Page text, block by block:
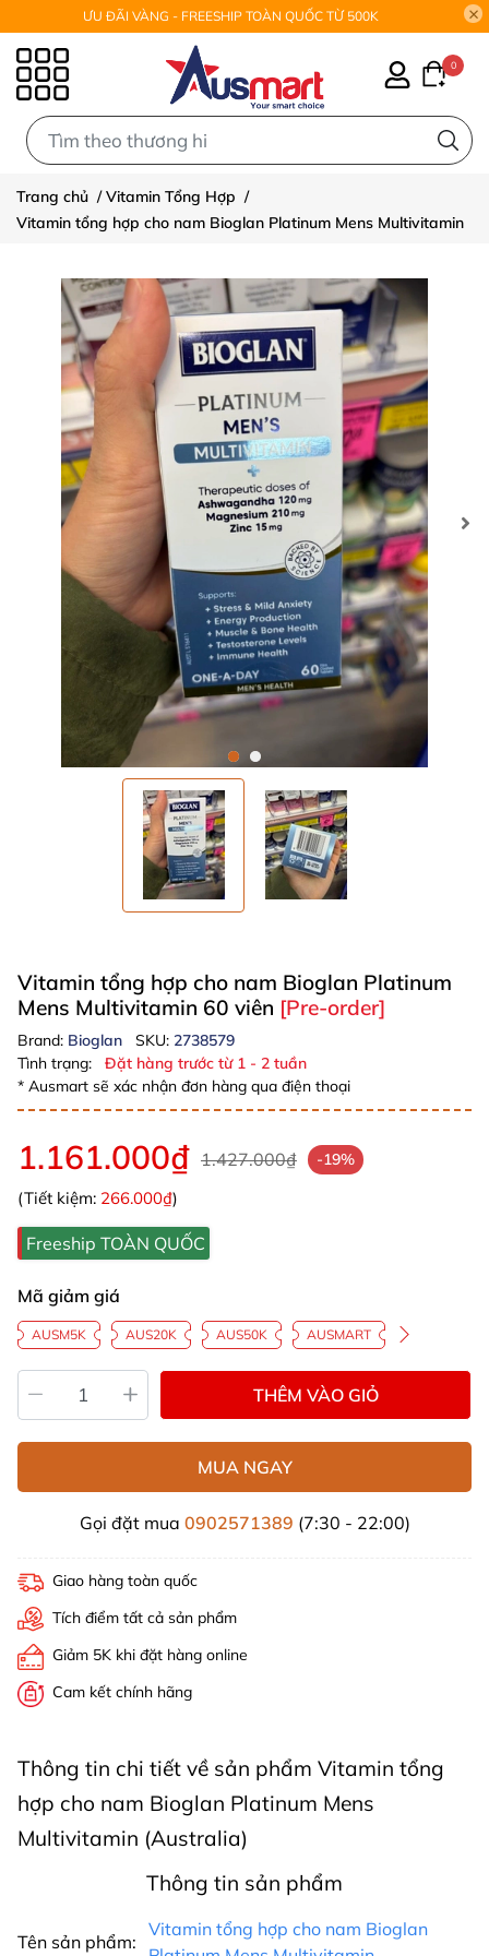
ƯU ĐÃI VÀNG - FREESHIP TOÀN QUỐC TỪ 500K
0
Trang chủ /Vitamin Tổng Hợp /
Vitamin tổng hợp cho nam Bioglan Platinum Mens Multivitamin
Vitamin tổng hợp cho nam Bioglan Platinum
Mens Multivitamin 60 viên [Pre-order]
Brand: Bioglan SKU: 2738579
Tình trạng:
Đặt hàng trước từ 1 - 2 tuần
* Ausmart sẽ xác nhận đơn hàng qua điện thoại
1.161.000₫ 1.427.000₫ -19%
(Tiết kiệm: 266.000₫)
Freeship TOÀN QUỐC
Mã giảm giá
AUSM5K AUS20K AUS50K AUSMART
THÊM VÀO GIỎ
MUA NGAY
Gọi đặt mua 0902571389 (7:30 - 22:00)
Giao hàng toàn quốc
Tích điểm tất cả sản phẩm
Giảm 5K khi đặt hàng online
Cam kết chính hãng
Thông tin chi tiết về sản phẩm Vitamin tổng
hợp cho nam Bioglan Platinum Mens
Multivitamin (Australia)
Thông tin sản phẩm
Tên sản phẩm:
Vitamin tổng hợp cho nam Bioglan